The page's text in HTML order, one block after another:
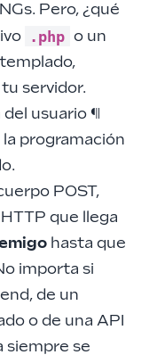
Pero, ¿qué
.php o un
servidor.
usuario ¶
programación
POST,
que llega
hasta que
importa si
de un
o de una API
siempre se